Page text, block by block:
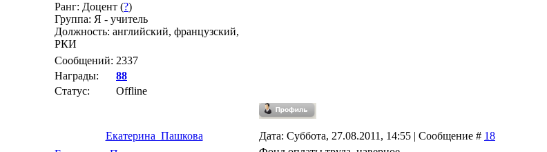
Ранг: Доцент (?)
Группа: Я - учитель
Должность: английский, французский,
РКИ
Сообщений: 2337
Награды:
88
Статус:
Offline
Екатерина_Пашкова Дата: Суббота, 27.08.2011, 14:55 | Сообщение # 18